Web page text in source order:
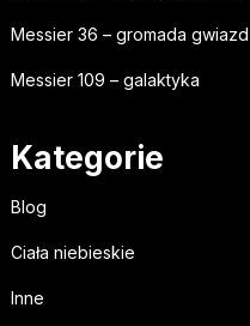
Messier 36 – gromada gwiazd
Messier 109 – galaktyka
Kategorie
Blog
Ciała niebieskie
Inne